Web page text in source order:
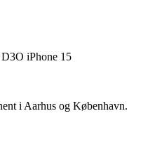
iPhone 15
i Aarhus og København.